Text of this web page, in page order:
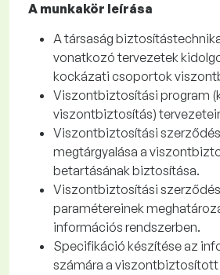
A munkakör leírása
A társaság
vonatkozó tervezetek
kockázati csoportok
Viszontbiztosítási program
viszontbiztosítás)
Viszontbiztosítási
megtárgyalása a
betartásának biztosítása.
Viszontbiztosítási
paramétereinek
információs rendszerben.
Specifikáció készítése az
számára a